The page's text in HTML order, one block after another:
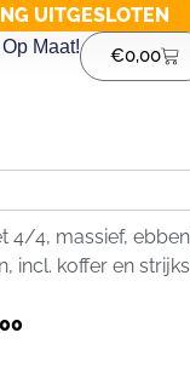
UITGESLOTEN
Maat! €0,00
4/4, massief,
incl. koffer en